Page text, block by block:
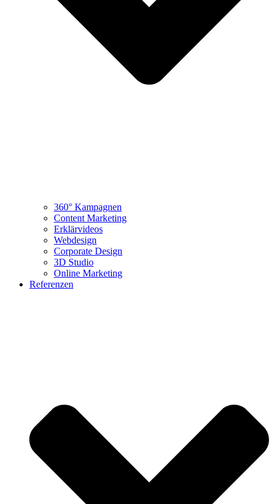
360° Kampagnen
Content Marketing
Erklärvideos
Webdesign
Corporate Design
3D Studio
Online Marketing
Referenzen